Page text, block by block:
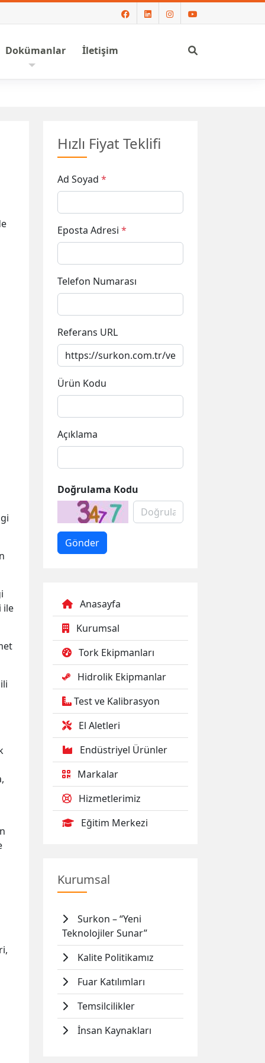
Dokümanlar İletişim
ile
Hızlı Fiyat Teklifi
Ad Soyad *
Eposta Adresi *
Telefon Numarası
Referans URL
Ürün Kodu
Açıklama
Doğrulama Kodu
Anasayfa
Kurumsal
Tork Ekipmanları
Hidrolik Ekipmanlar
Test ve Kalibrasyon
El Aletleri
Endüstriyel Ürünler
Markalar
Hizmetlerimiz
Eğitim Merkezi
Kurumsal
Surkon – “Yeni
Teknolojiler Sunar”
Kalite Politikamız
Fuar Katılımları
Temsilcilikler
İnsan Kaynakları